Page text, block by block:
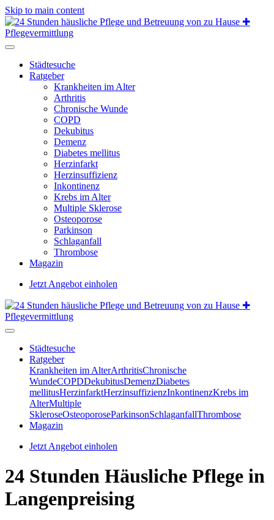
Skip to main content
Städtesuche
Ratgeber
Krankheiten im Alter
Arthritis
Chronische Wunde
COPD
Dekubitus
Demenz
Diabetes mellitus
Herzinfarkt
Herzinsuffizienz
Inkontinenz
Krebs im Alter
Multiple Sklerose
Osteoporose
Parkinson
Schlaganfall
Thrombose
Magazin
Jetzt Angebot einholen
Städtesuche
Ratgeber
Krankheiten im AlterArthritisChronische
WundeCOPDDekubitusDemenzDiabetes
mellitusHerzinfarktHerzinsuffizienzInkontinenzKrebs im
AlterMultiple
SkleroseOsteoporoseParkinsonSchlaganfallThrombose
Magazin
Jetzt Angebot einholen
24 Stunden Häusliche Pflege in
Langenpreising